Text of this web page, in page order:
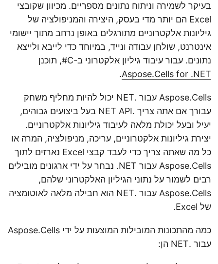
בעיקר לשמירה וניתוח נתונים מספריים. מכיוון שקובצי
Excel הם יותר מדי בעסק, היצירה והמניפולציה של
גיליונות אלקטרוניים מתורגלים באופן נרחב מתוך יישומי
אינטרנט, שולחן עבודה ונייד, במיוחד כדי לייבא ולייצא
נתונים. עבור עיבוד גיליון אלקטרוני ב-C#, תוכנן
Aspose.Cells for .NET
.
Aspose.Cells עבור .NET יכול להיות מחליף משחק
עבורך אם אתה צריך .NET API בעל ביצועים גבוהים,
יעיל ובעל יכולת מלאה לעיבוד גיליונות אלקטרוניים.
יצירת גיליונות אלקטרוניים, עריכה, מניפולציה, המרה או
כל מה שאתה צריך כדי לעבד קבצי Excel נארזים לתוך
Aspose.Cells עבור NET. נבחר על ידי ארגונים מובילים
רבים לשמור על נתוני הגיליון האלקטרוני שלהם,
Aspose.Cells עבור .NET הוא חבילה מלאה לאוטומציה
של Excel.
כמה מהתכונות המובילות המוצעות על ידי Aspose.Cells
עבור .NET הן: